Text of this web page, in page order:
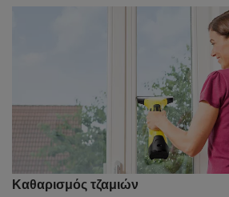
Καθαρισμός τζαμιών